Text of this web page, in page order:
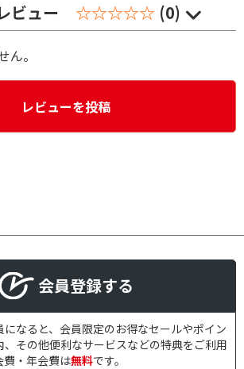
ビュー ☆☆☆☆☆ (0)
ん。
レビューを投稿
会員登録する
なると、会員限定のお得なセールやポイン
、その他便利なサービスなどの特典をご利用
費・年会費は無料です。